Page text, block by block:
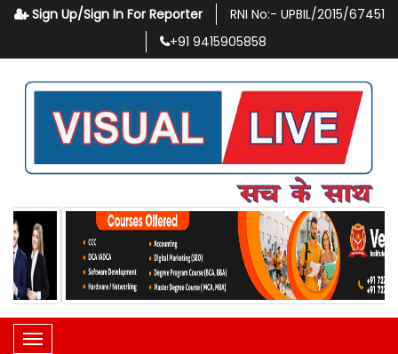
Sign Up/Sign In For Reporter RNI No:- UPBIL/2015/67451
+91 9415905858
Toggle Navigation